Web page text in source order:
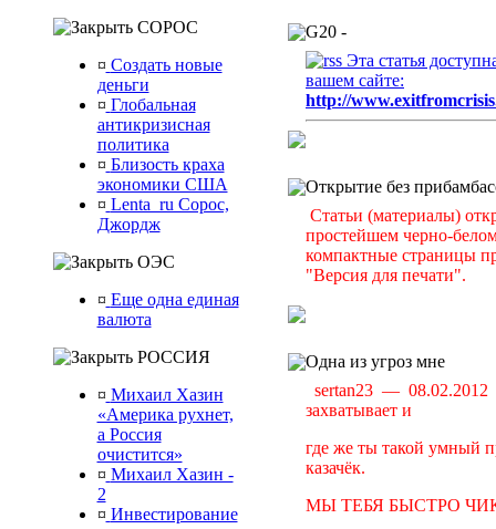
СОРОС
¤ Создать новые
деньги
¤ Глобальная
антикризисная
политика
¤ Близость краха
экономики США
¤ Lenta_ru Сорос,
Джордж
ОЭС
¤ Еще одна единая
валюта
РОССИЯ
¤ Михаил Хазин
«Америка рухнет,
а Россия
очистится»
¤ Михаил Хазин -
2
¤ Инвестирование
G20 -
Эта статья
вашем сайте:
http://
Открытие без
Статьи (материалы)
простейшем черно-
компактные страницы
"Версия для печати".
Одна из угроз мне
sertan23 —
захватывает и
где же ты такой умный
казачёк.
МЫ ТЕБЯ БЫСТРО